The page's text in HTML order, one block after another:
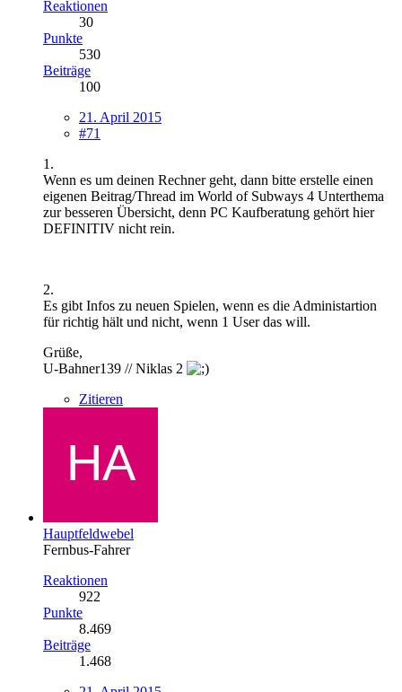
Reaktionen
30
Punkte
530
Beiträge
100
21. April 2015
#71
1.
Wenn es um deinen Rechner geht, dann bitte erstelle einen
eigenen Beitrag/Thread im World of Subways 4 Unterthema
zur besseren Übersicht, denn PC Kaufberatung gehört hier
DEFINITIV nicht rein.
2.
Es gibt Infos zu neuen Spielen, wenn es die Administartion
für richtig hält und nicht, wenn 1 User das will.
Grüße,
U-Bahner139 // Niklas 2
Zitieren
Hauptfeldwebel
Fernbus-Fahrer
Reaktionen
922
Punkte
8.469
Beiträge
1.468